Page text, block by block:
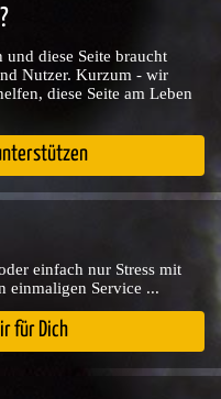
diese Seite braucht
Nutzer. Kurzum - wir
diese Seite am Leben
einfach nur Stress mit
einmaligen Service ...
für Dich